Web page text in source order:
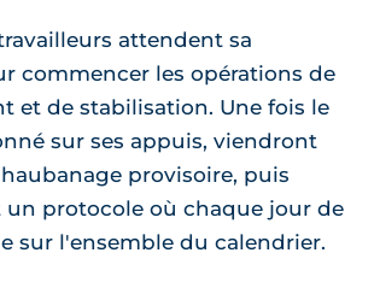
attendent sa
commencer les opérations de
et de stabilisation. Une fois le
sur ses appuis, viendront
provisoire, puis
un protocole où chaque jour de
sur l'ensemble du calendrier.